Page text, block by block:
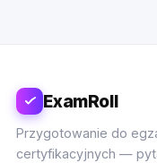
ExamRoll
Przygotowanie do
certyfikacyjnych —